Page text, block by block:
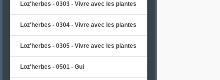
Loz'herbes - 0303 - Vivre avec les plantes
Loz'herbes - 0304 - Vivre avec les plantes
Loz'herbes - 0305 - Vivre avec les plantes
Loz'herbes - 0501 - Gui